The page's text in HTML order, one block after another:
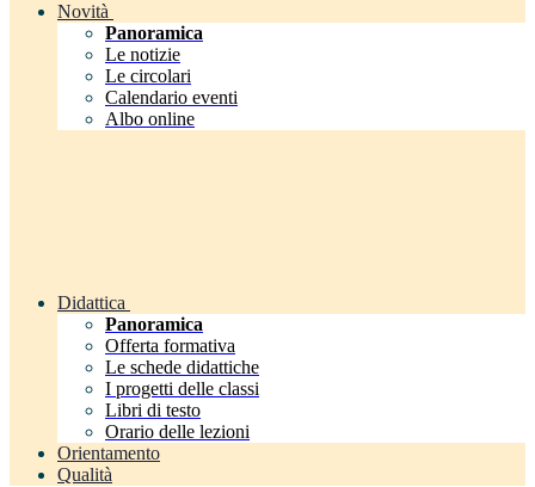
Novità
Panoramica
Le notizie
Le circolari
Calendario eventi
Albo online
Didattica
Panoramica
Offerta formativa
Le schede didattiche
I progetti delle classi
Libri di testo
Orario delle lezioni
Orientamento
Qualità